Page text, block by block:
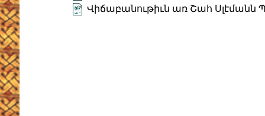
Վիճաբանութիւն առ Շահ Սլէմանն